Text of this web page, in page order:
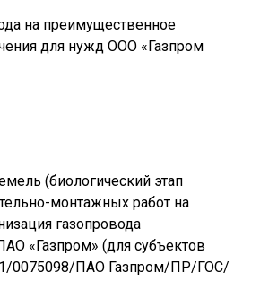
на преимущественное
для нужд ООО «Газпром
(биологический этап
монтажных работ на
газопровода
«Газпром» (для субъектов
0075098/ПАО Газпром/ПР/ГОС/